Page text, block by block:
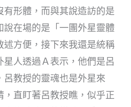
有形體，而與其說造訪的是
說在場的是「一團外星靈體
述方便，接下來我還是統稱
人透過Ａ表示，他們是呂
教授的靈魂也是外星來
，直盯著呂教授瞧，似乎正